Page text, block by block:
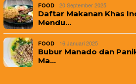
FOOD 20 September 2025
Daftar Makanan Khas
Mendu…
FOOD 16 Januari 2025
Bubur Manado dan
Ma…